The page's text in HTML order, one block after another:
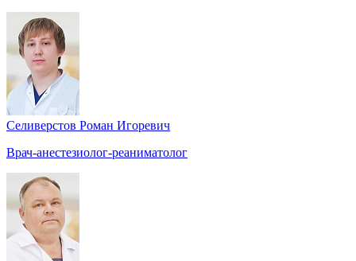
Селиверстов Роман Игоревич
Врач-анестезиолог-реаниматолог